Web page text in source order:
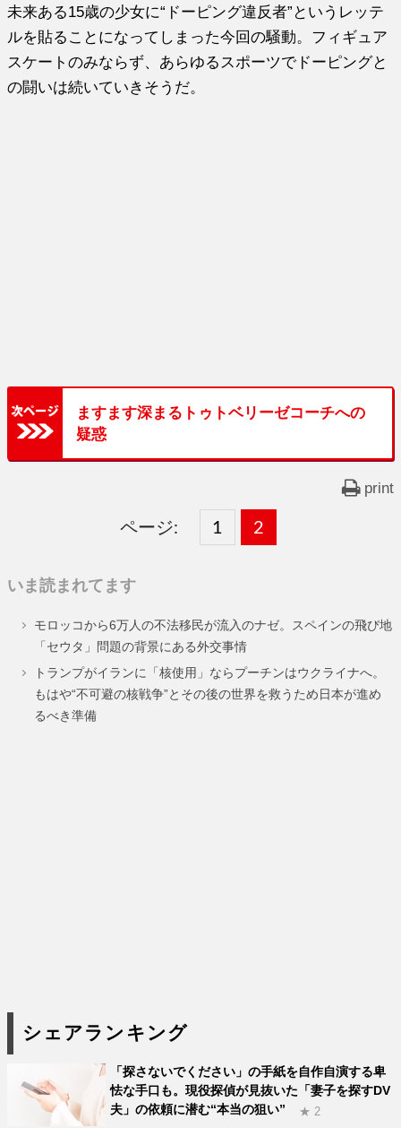
未来ある15歳の少女に“ドーピング違反者”というレッテ
ルを貼ることになってしまった今回の騒動。フィギュア
スケートのみならず、あらゆるスポーツでドーピングと
の闘いは続いていきそうだ。
ますます深まるトゥトベリーゼコーチへの
疑惑
print
ページ:
固
ー
ジ
1 ,
固
ー
ジ
2
いま読まれてます
モロッコから6万人の不法移民が流入のナゼ。スペインの飛び地
「セウタ」問題の背景にある外交事情
トランプがイランに「核使用」ならプーチンはウクライナへ。
もはや“不可避の核戦争”とその後の世界を救うため日本が進め
るべき準備
シェアランキング
「探さないでください」の手紙を自作自演する卑
怯な手口も。現役探偵が見抜いた「妻子を探すDV
夫」の依頼に潜む“本当の狙い”
★ 2